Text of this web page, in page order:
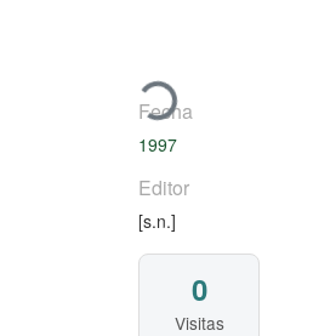
Cargando...
Fecha
1997
Editor
[s.n.]
0
Visitas